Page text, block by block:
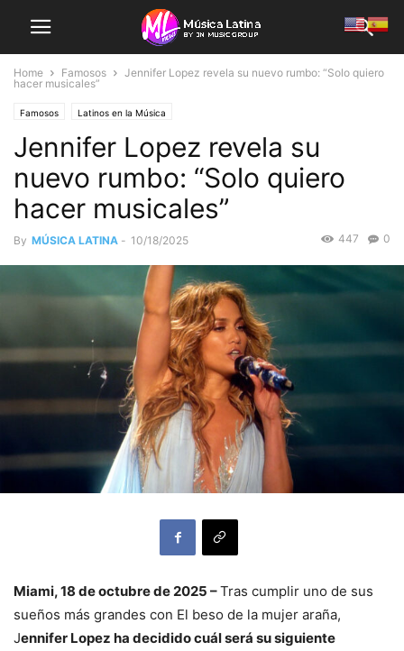
Home Famosos
Jennifer Lopez revela su nuevo rumbo: “Solo quiero
hacer musicales”
Famosos Latinos en la Música
Jennifer Lopez revela su
nuevo rumbo: “Solo quiero
hacer musicales”
By MÚSICA LATINA - 10/18/2025 0
447
Miami, 18 de octubre de 2025 –Tras cumplir uno de sus
sueños más grandes con El beso de la mujer araña,
Jennifer Lopez ha decidido cuál será su siguiente